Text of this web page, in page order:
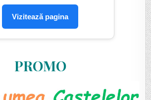
Vizitează pagina
PROMO